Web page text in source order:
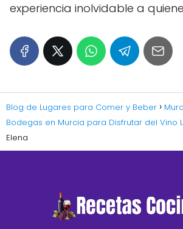
experiencia inolvidable a
Blog de Lugares para Comer y Beber
Bodegas en Murcia para Disfrutar del Vino
Elena